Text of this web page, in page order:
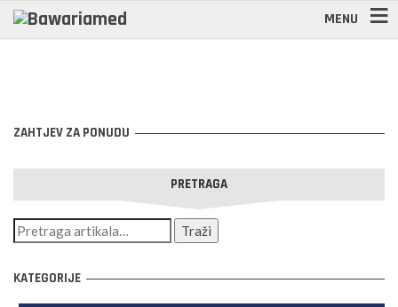
MENU
ZAHTJEV ZA PONUDU
PRETRAGA
KATEGORIJE